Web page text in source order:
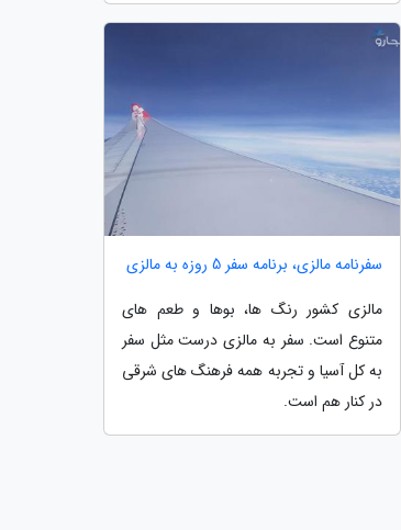
سفرنامه مالزی، برنامه سفر 5 روزه به مالزی
مالزی کشور رنگ ها، بوها و طعم های
متنوع است. سفر به مالزی درست مثل سفر
به کل آسیا و تجربه همه فرهنگ های شرقی
در کنار هم است.